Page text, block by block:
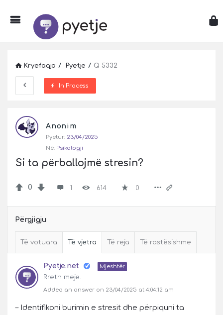
Kryefaqja / Pyetje / Q 5332
In Process
Pyetje
Latest
Anonim
Pyetur: 23/04/2025
Në: Psikologji
Si ta përballojmë stresin?
0 1 614 0
Përgjigju
Të votuara Të vjetra Të reja Të rastësishme
Pyetje.net Mjeshtër
Rreth meje.
Added an answer on 23/04/2025 at 4:04:12 am
– Identifikoni burimin e stresit dhe përpiquni ta